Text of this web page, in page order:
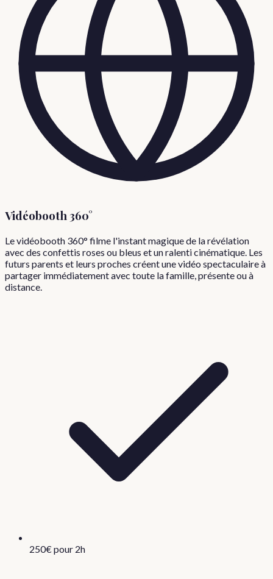
Vidéobooth 360°
Le vidéobooth 360° filme l'instant magique de la révélation
avec des confettis roses ou bleus et un ralenti cinématique. Les
futurs parents et leurs proches créent une vidéo spectaculaire à
partager immédiatement avec toute la famille, présente ou à
distance.
250€ pour 2h